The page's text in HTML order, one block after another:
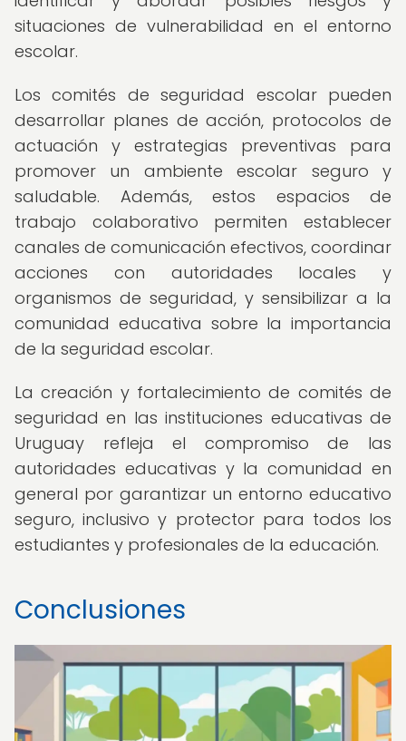
situaciones de vulnerabilidad en el entorno
escolar.
Los comités de seguridad escolar pueden
desarrollar planes de acción, protocolos de
actuación y estrategias preventivas para
promover un ambiente escolar seguro y
saludable. Además, estos espacios de
trabajo colaborativo permiten establecer
canales de comunicación efectivos, coordinar
acciones con autoridades locales y
organismos de seguridad, y sensibilizar a la
comunidad educativa sobre la importancia
de la seguridad escolar.
La creación y fortalecimiento de comités de
seguridad en las instituciones educativas de
Uruguay refleja el compromiso de las
autoridades educativas y la comunidad en
general por garantizar un entorno educativo
seguro, inclusivo y protector para todos los
estudiantes y profesionales de la educación.
Conclusiones